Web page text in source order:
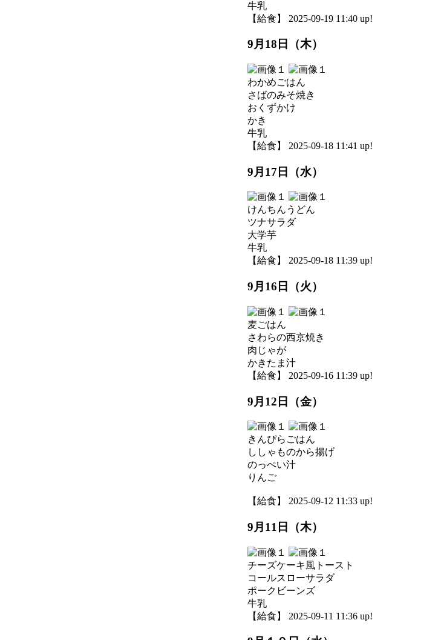
牛乳
【給食】 2025-09-19 11:40 up!
9月18日（木）
わかめごはん
さばのみそ焼き
おくずかけ
かき
牛乳
【給食】 2025-09-18 11:41 up!
9月17日（水）
けんちんうどん
ツナサラダ
大学芋
牛乳
【給食】 2025-09-18 11:39 up!
9月16日（火）
麦ごはん
さわらの西京焼き
肉じゃが
かきたま汁
【給食】 2025-09-16 11:39 up!
9月12日（金）
きんぴらごはん
ししゃものから揚げ
のっぺい汁
りんご
【給食】 2025-09-12 11:33 up!
9月11日（木）
チーズケーキ風トースト
コールスローサラダ
ポークビーンズ
牛乳
【給食】 2025-09-11 11:36 up!